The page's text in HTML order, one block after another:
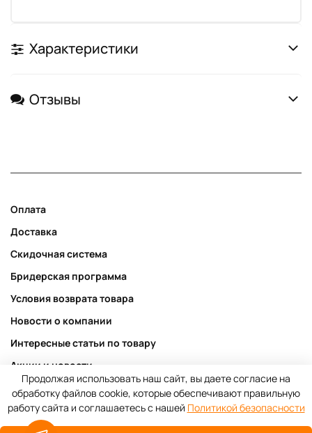
Характеристики
Отзывы
Оплата
Доставка
Скидочная система
Бридерская программа
Условия возврата товара
Новости о компании
Интересные статьи по товару
Акции и новости
Публичная оферта
Пользовательское соглашение
Продолжая использовать наш сайт, вы даете согласие на
обработку файлов cookie, которые обеспечивают правильную
работу сайта и соглашаетесь с нашей Политикой безопасности